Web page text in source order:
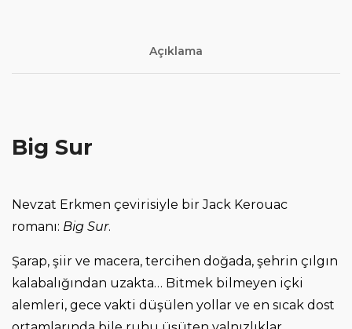
Açıklama
Big Sur
Nevzat Erkmen çevirisiyle bir Jack Kerouac
romanı: Big Sur.
Şarap, şiir ve macera, tercihen doğada, şehrin çılgın
kalabalığından uzakta… Bitmek bilmeyen içki
alemleri, gece vakti düşülen yollar ve en sıcak dost